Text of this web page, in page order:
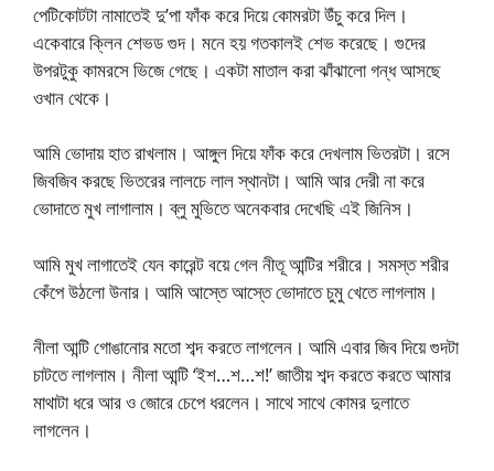
পেটিকোটটা নামাতেই দু’পা ফাঁক করে দিয়ে কোমরটা উঁচু করে দিল।
একেবারে ক্লিন শেভড গুদ। মনে হয় গতকালই শেভ করেছে। গুদের
উপরটুকু কামরসে ভিজে গেছে। একটা মাতাল করা ঝাঁঝালো গন্ধ আসছে
ওখান থেকে।
আমি ভোদায় হাত রাখলাম। আঙ্গুল দিয়ে ফাঁক করে দেখলাম ভিতরটা। রসে
জিবজিব করছে ভিতরের লালচে লাল স্থানটা। আমি আর দেরী না করে
ভোদাতে মুখ লাগালাম। ব্লু মুভিতে অনেকবার দেখেছি এই জিনিস।
আমি মুখ লাগাতেই যেন কারেন্ট বয়ে গেল নীতূ আন্টির শরীরে। সমস্ত শরীর
কেঁপে উঠলো উনার। আমি আস্তে আস্তে ভোদাতে চুমু খেতে লাগলাম।
নীলা আন্টি গোঙানোর মতো শব্দ করতে লাগলেন। আমি এবার জিব দিয়ে গুদটা
চাটতে লাগলাম। নীলা আন্টি ‘ইশ…শ…শ!’ জাতীয় শব্দ করতে করতে আমার
মাথাটা ধরে আর ও জোরে চেপে ধরলেন। সাথে সাথে কোমর দুলাতে
লাগলেন।